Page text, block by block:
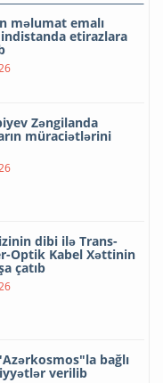
məlumat emalı
etirazlara
Zəngilanda
müraciətlərini
dibi ilə Trans-
Optik Kabel Xəttinin
çatıb
bağlı
verilib